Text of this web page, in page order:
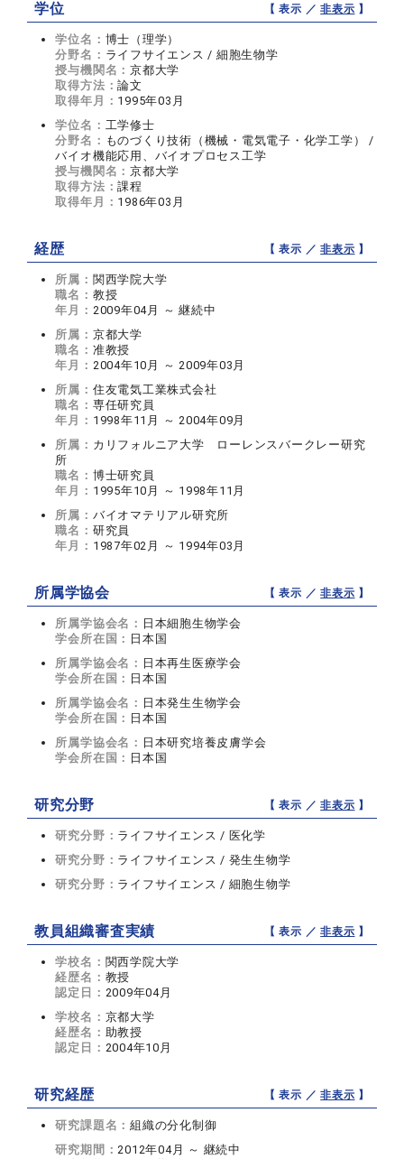
学位 【 表示 ／非表示 】
学位名： 博士（理学）
分野名： ライフサイエンス / 細胞生物学
授与機関名：京都大学
取得方法：論文
取得年月： 1995年03月
学位名： 工学修士
分野名： ものづくり技術（機械・電気電子・化学工学） /
バイオ機能応用、バイオプロセス工学
授与機関名：京都大学
取得方法：課程
取得年月： 1986年03月
経歴 【 表示 ／非表示 】
所属： 関西学院大学
職名： 教授
年月： 2009年04月 ～ 継続中
所属： 京都大学
職名： 准教授
年月： 2004年10月 ～ 2009年03月
所属： 住友電気工業株式会社
職名： 専任研究員
年月： 1998年11月 ～ 2004年09月
所属： カリフォルニア大学 ローレンスバークレー研究
所
職名： 博士研究員
年月： 1995年10月 ～ 1998年11月
所属： バイオマテリアル研究所
職名： 研究員
年月： 1987年02月 ～ 1994年03月
所属学協会 【 表示 ／非表示 】
所属学協会名： 日本細胞生物学会
学会所在国： 日本国
所属学協会名： 日本再生医療学会
学会所在国： 日本国
所属学協会名： 日本発生生物学会
学会所在国： 日本国
所属学協会名： 日本研究培養皮膚学会
学会所在国： 日本国
研究分野 【 表示 ／非表示 】
研究分野： ライフサイエンス / 医化学
研究分野： ライフサイエンス / 発生生物学
研究分野： ライフサイエンス / 細胞生物学
教員組織審査実績 【 表示 ／非表示 】
学校名： 関西学院大学
経歴名： 教授
認定日： 2009年04月
学校名： 京都大学
経歴名： 助教授
認定日： 2004年10月
研究経歴 【 表示 ／非表示 】
研究課題名：組織の分化制御
研究期間：2012年04月 ～ 継続中